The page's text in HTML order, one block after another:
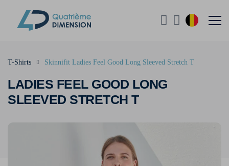
LADIES FEEL GOOD LONG
SLEEVED STRETCH T
T-Shirts Skinnifit Ladies Feel Good Long Sleeved Stretch T